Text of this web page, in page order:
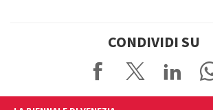
CONDIVIDI SU